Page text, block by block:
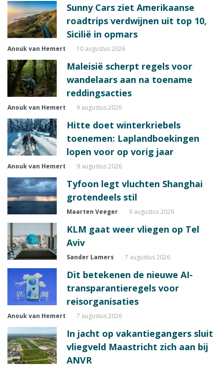
Sunny Cars ziet Amerikaanse
roadtrips verdwijnen uit top 10,
Sicilië in opmars
Anouk van Hemert 10 augustus 2026
Maleisië scherpt regels voor
wandelaars aan na toename
reddingsacties
Anouk van Hemert 9 augustus 2026
Hitte doet winterkriebels
toenemen: Laplandboekingen
lopen voor op vorig jaar
Anouk van Hemert 9 augustus 2026
Tyfoon legt vluchten Shanghai
grotendeels stil
Maarten Veeger 9 augustus 2026
KLM gaat weer vliegen op Tel
Aviv
Sander Lamers 7 augustus 2026
Dit betekenen de nieuwe AI-
transparantieregels voor
reisorganisaties
Anouk van Hemert 7 augustus 2026
In jacht op vakantiegangers sluit
vliegveld Maastricht zich aan bij
ANVR